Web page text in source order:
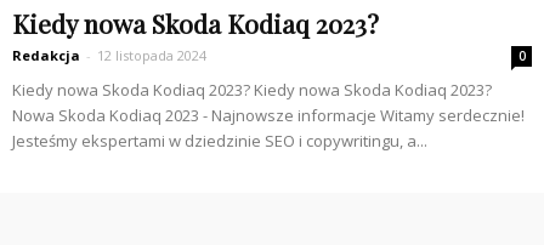
Kiedy nowa Skoda Kodiaq 2023?
Redakcja - 12 listopada 2024 0
Kiedy nowa Skoda Kodiaq 2023? Kiedy nowa Skoda Kodiaq 2023?
Nowa Skoda Kodiaq 2023 - Najnowsze informacje Witamy serdecznie!
Jesteśmy ekspertami w dziedzinie SEO i copywritingu, a...